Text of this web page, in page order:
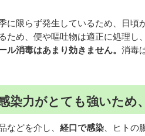
に限らず発生しているため、日頃
ため、便や嘔吐物は適正に処理
ル消毒はあまり効きません。 消毒
染力がとても強いため、
などを介し、 経口で感染 、ヒトの